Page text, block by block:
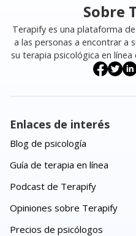
Sobre
Terapify es una plataforma
a las personas a encontrar a
su terapia psicológica en
Enlaces de interés
Blog de psicología
Guía de terapia en línea
Podcast de Terapify
Opiniones sobre Terapify
Precios de psicólogos